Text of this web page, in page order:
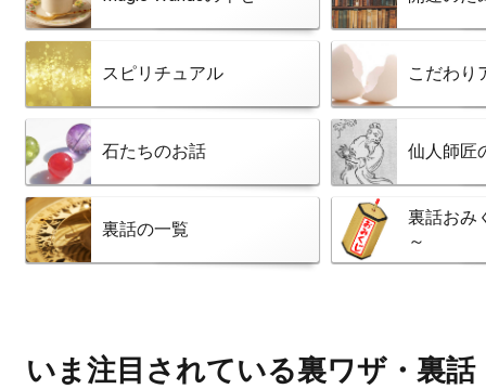
スピリチュアル こだわり
石たちのお話 仙人師匠
裏話の一覧
裏話おみ
～
いま注目されている裏ワザ・裏話